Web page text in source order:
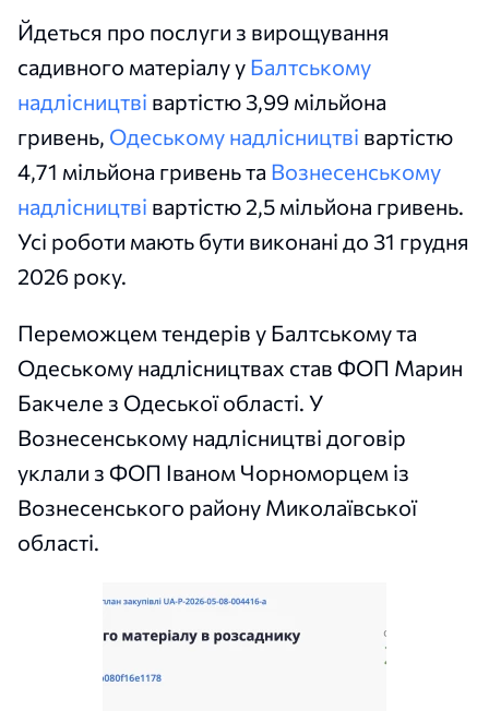
Йдеться про послуги з вирощування
садивного матеріалу у Балтському
надлісництві вартістю 3,99 мільйона
гривень, Одеському надлісництві вартістю
4,71 мільйона гривень та Вознесенському
надлісництві вартістю 2,5 мільйона гривень.
Усі роботи мають бути виконані до 31 грудня
2026 року.
Переможцем тендерів у Балтському та
Одеському надлісництвах став ФОП Марин
Бакчеле з Одеської області. У
Вознесенському надлісництві договір
уклали з ФОП Іваном Чорноморцем із
Вознесенського району Миколаївської
області.